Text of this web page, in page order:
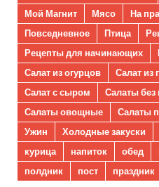
Мой Магнит
Мясо На
Повседневное
Птица
Рецепты для начинающих
Салат из огурцов
Салат из
Салат с сыром
Салаты без
Салаты овощные
Салаты
Ужин
Холодные закуски
курица
напиток обед
полдник
пост праздник